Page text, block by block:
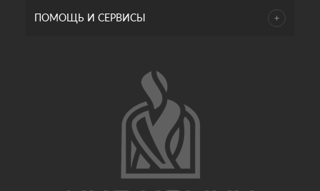
ПОМОЩЬ И СЕРВИСЫ